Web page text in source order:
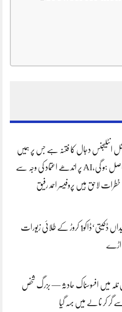
انٹلیجنس دجال کا فتنہ ہے جس پر ہمیں
فتح حاصل ہو گی،AI پر اندھے اعتماد کی وجہ سے
لاحق ہیں پروفیسر احمد رفیق
کلرسیداں ڈکیتی‘ڈاکو1 کروڑ کے طلائی زیورات
اڑے
نلہ میں افسوسناک حادثہ — بزرگ شخص
گر کر نالے میں بہہ گیا